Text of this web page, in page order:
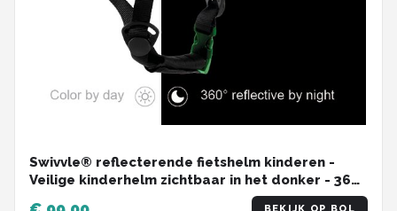
Swivvle® reflecterende fietshelm kinderen -
Veilige kinderhelm zichtbaar in het donker - 360°
reflector helm in Ivory White - maat S (51-54 cm)